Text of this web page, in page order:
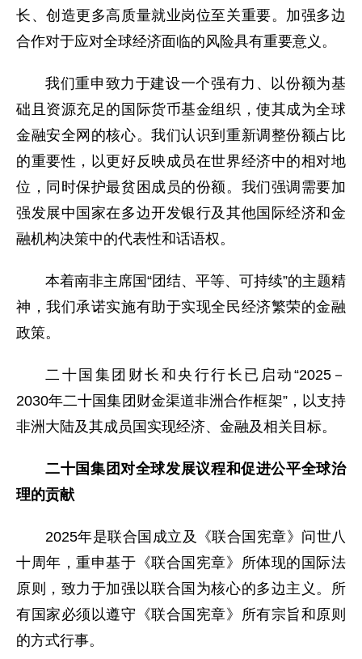
长、创造更多高质量就业岗位至关重要。加强多边
合作对于应对全球经济面临的风险具有重要意义。
我们重申致力于建设一个强有力、以份额为基
础且资源充足的国际货币基金组织，使其成为全球
金融安全网的核心。我们认识到重新调整份额占比
的重要性，以更好反映成员在世界经济中的相对地
位，同时保护最贫困成员的份额。我们强调需要加
强发展中国家在多边开发银行及其他国际经济和金
融机构决策中的代表性和话语权。
本着南非主席国“团结、平等、可持续”的主题精
神，我们承诺实施有助于实现全民经济繁荣的金融
政策。
二十国集团财长和央行行长已启动“2025－
2030年二十国集团财金渠道非洲合作框架”，以支持
非洲大陆及其成员国实现经济、金融及相关目标。
二十国集团对全球发展议程和促进公平全球治
理的贡献
2025年是联合国成立及《联合国宪章》问世八
十周年，重申基于《联合国宪章》所体现的国际法
原则，致力于加强以联合国为核心的多边主义。所
有国家必须以遵守《联合国宪章》所有宗旨和原则
的方式行事。